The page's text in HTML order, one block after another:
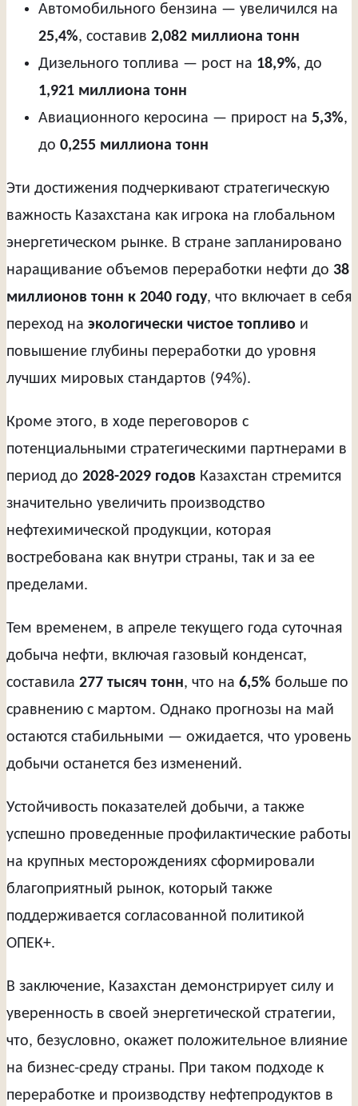
Автомобильного бензина — увеличился на
25,4%, составив 2,082 миллиона тонн
Дизельного топлива — рост на 18,9%, до
1,921 миллиона тонн
Авиационного керосина — прирост на 5,3%,
до 0,255 миллиона тонн
Эти достижения подчеркивают стратегическую
важность Казахстана как игрока на глобальном
энергетическом рынке. В стране запланировано
наращивание объемов переработки нефти до 38
миллионов тонн к 2040 году, что включает в себя
переход на экологически чистое топливо и
повышение глубины переработки до уровня
лучших мировых стандартов (94%).
Кроме этого, в ходе переговоров с
потенциальными стратегическими партнерами в
период до 2028-2029 годов Казахстан стремится
значительно увеличить производство
нефтехимической продукции, которая
востребована как внутри страны, так и за ее
пределами.
Тем временем, в апреле текущего года суточная
добыча нефти, включая газовый конденсат,
составила 277 тысяч тонн, что на 6,5% больше по
сравнению с мартом. Однако прогнозы на май
остаются стабильными — ожидается, что уровень
добычи останется без изменений.
Устойчивость показателей добычи, а также
успешно проведенные профилактические работы
на крупных месторождениях сформировали
благоприятный рынок, который также
поддерживается согласованной политикой
ОПЕК+.
В заключение, Казахстан демонстрирует силу и
уверенность в своей энергетической стратегии,
что, безусловно, окажет положительное влияние
на бизнес-среду страны. При таком подходе к
переработке и производству нефтепродуктов в